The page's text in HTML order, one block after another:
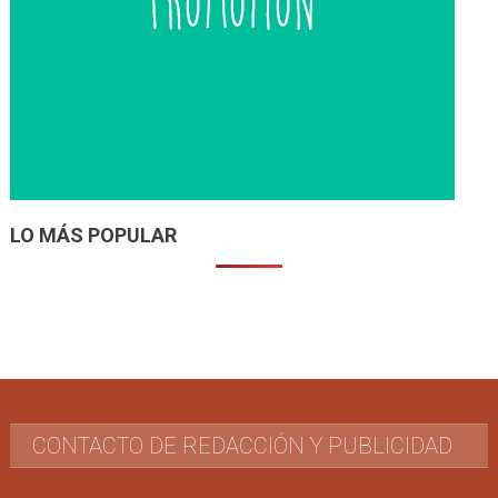
LO MÁS POPULAR
CONTACTO DE REDACCIÓN Y PUBLICIDAD